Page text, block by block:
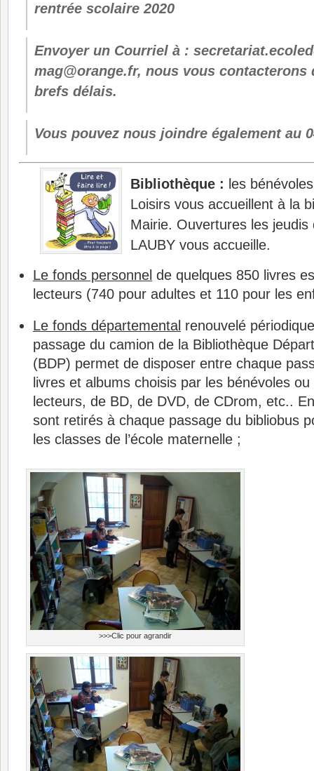
rentrée scolaire 2020
Envoyer un Courriel à :
mag@orange.fr, nous vous contacterons
brefs délais.
Vous pouvez nous joindre également au
Bibliothèque : les
Loisirs vous accueillent à la
Mairie. Ouvertures les
LAUBY vous accueille.
Le fonds personnel de quelques 850 livres
lecteurs (740 pour adultes et 110 pour les
Le fonds départemental renouvelé
passage du camion de la Bibliothèque
(BDP) permet de disposer entre chaque
livres et albums choisis par les bénévoles
lecteurs, de BD, de DVD, de CDrom, etc..
sont retirés à chaque passage du bibliobus
les classes de l’école maternelle ;
>>>Clic pour agrandir